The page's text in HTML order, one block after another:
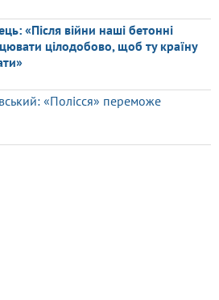
«Після війни наші бетонні
цілодобово, щоб ту країну
«Полісся» переможе